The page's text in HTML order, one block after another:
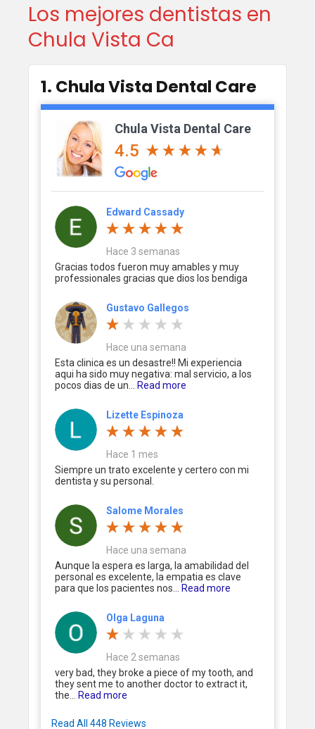
Los mejores dentistas en
Chula Vista Ca
1. Chula Vista Dental Care
Chula Vista Dental Care
4.5
Edward Cassady
Hace 3 semanas
Gracias todos fueron muy amables y muy
professionales gracias que dios los bendiga
Gustavo Gallegos
Hace una semana
Esta clinica es un desastre!! Mi experiencia
aqui ha sido muy negativa: mal servicio, a los
pocos dias de un...
Read more
Lizette Espinoza
Hace 1 mes
Siempre un trato excelente y certero con mi
dentista y su personal.
Salome Morales
Hace una semana
Aunque la espera es larga, la amabilidad del
personal es excelente, la empatia es clave
para que los pacientes nos...
Read more
Olga Laguna
Hace 2 semanas
very bad, they broke a piece of my tooth, and
they sent me to another doctor to extract it,
the...
Read more
Read All 448 Reviews